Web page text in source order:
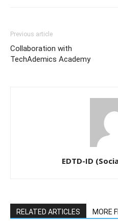
Previous article
Collaboration with
TechAdemics Academy
EDTD-ID
RELATED ARTICLES MORE